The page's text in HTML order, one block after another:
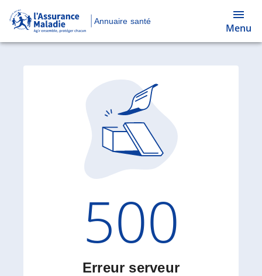
Annuaire santé
Menu
Code
500
Erreur serveur